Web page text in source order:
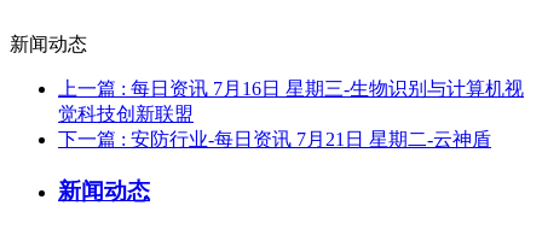
新闻动态
上一篇 : 每日资讯 7月16日 星期三-生物识别与计算机视
觉科技创新联盟
下一篇 : 安防行业-每日资讯 7月21日 星期二-云神盾
新闻动态